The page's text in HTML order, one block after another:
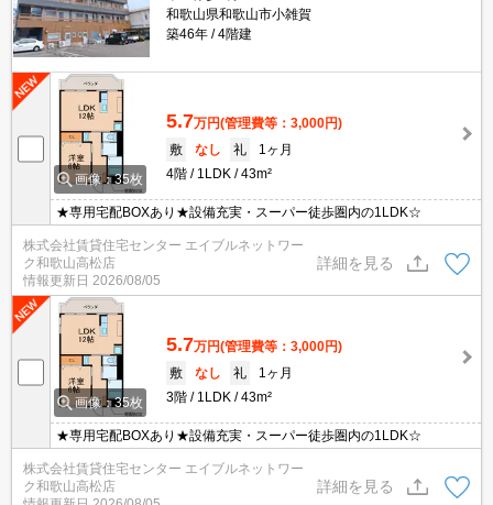
和歌山県和歌山市小雑賀
築46年
4階建
画像：35枚
5.7万円(管理費等：3,000円)
敷
なし 礼
1ヶ月
4階
1LDK 43m²
★専用宅配BOXあり★設備充実・スーパー徒歩圏内の1LDK☆
株式会社賃貸住宅センター エイブルネットワー
ク和歌山高松店
情報更新日 2026/08/05
詳細を見る
画像：35枚
5.7万円(管理費等：3,000円)
敷
なし 礼
1ヶ月
3階
1LDK 43m²
★専用宅配BOXあり★設備充実・スーパー徒歩圏内の1LDK☆
株式会社賃貸住宅センター エイブルネットワー
ク和歌山高松店
詳細を見る